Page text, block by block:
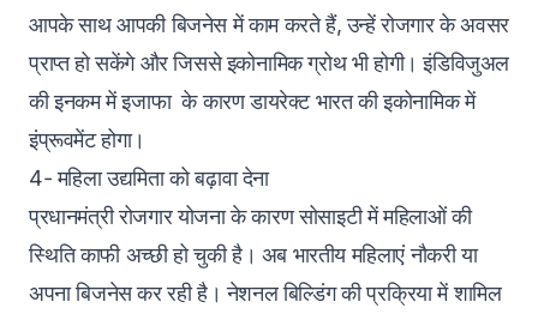
आपके साथ आपकी बिजनेस में काम करते हैं, उन्हें रोजगार के अवसर
प्राप्त हो सकेंगे और जिससे इकोनामिक ग्रोथ भी होगी। इंडिविजुअल
की इनकम में इजाफा के कारण डायरेक्ट भारत की इकोनामिक में
इंप्रूवमेंट होगा।
4- महिला उद्यमिता को बढ़ावा देना
प्रधानमंत्री रोजगार योजना के कारण सोसाइटी में महिलाओं की
स्थिति काफी अच्छी हो चुकी है। अब भारतीय महिलाएं नौकरी या
अपना बिजनेस कर रही है। नेशनल बिल्डिंग की प्रक्रिया में शामिल